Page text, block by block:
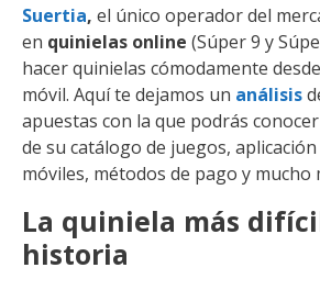
Suertia, el único operador del
en quinielas online (Súper 9 y
hacer quinielas cómodamente
móvil. Aquí te dejamos un análisis
apuestas con la que podrás
de su catálogo de juegos,
móviles, métodos de pago y mucho
La quiniela más
historia